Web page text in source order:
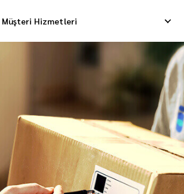
Tek Kullanımlık Parola (OTP) Sistemi
Transfer Paketleme
Pazar Yeri Teslimat Modeli
Müşteri Hizmetleri